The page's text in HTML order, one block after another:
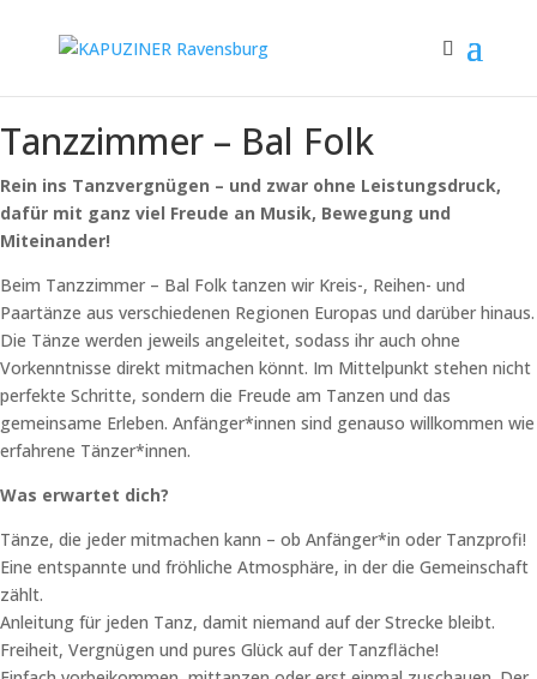
Tanzzimmer – Bal Folk
Rein ins Tanzvergnügen – und zwar ohne Leistungsdruck,
dafür mit ganz viel Freude an Musik, Bewegung und
Miteinander!
Beim Tanzzimmer – Bal Folk tanzen wir Kreis-, Reihen- und
Paartänze aus verschiedenen Regionen Europas und darüber hinaus.
Die Tänze werden jeweils angeleitet, sodass ihr auch ohne
Vorkenntnisse direkt mitmachen könnt. Im Mittelpunkt stehen nicht
perfekte Schritte, sondern die Freude am Tanzen und das
gemeinsame Erleben. Anfänger*innen sind genauso willkommen wie
erfahrene Tänzer*innen.
Was erwartet dich?
Tänze, die jeder mitmachen kann – ob Anfänger*in oder Tanzprofi!
Eine entspannte und fröhliche Atmosphäre, in der die Gemeinschaft
zählt.
Anleitung für jeden Tanz, damit niemand auf der Strecke bleibt.
Freiheit, Vergnügen und pures Glück auf der Tanzfläche!